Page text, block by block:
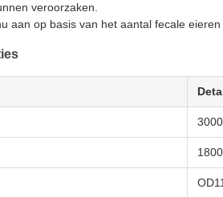
veroorzaken.
aan op basis van het aantal fecale